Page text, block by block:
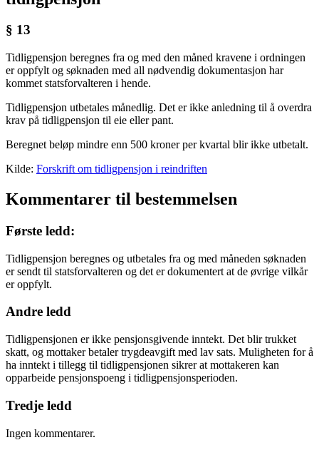
§ 13
Tidligpensjon beregnes fra og med den måned kravene i ordningen
er oppfylt og søknaden med all nødvendig dokumentasjon har
kommet statsforvalteren i hende.
Tidligpensjon utbetales månedlig. Det er ikke anledning til å overdra
krav på tidligpensjon til eie eller pant.
Beregnet beløp mindre enn 500 kroner per kvartal blir ikke utbetalt.
Kilde: Forskrift om tidligpensjon i reindriften
Kommentarer til bestemmelsen
Første ledd:
Tidligpensjon beregnes og utbetales fra og med måneden søknaden
er sendt til statsforvalteren og det er dokumentert at de øvrige vilkår
er oppfylt.
Andre ledd
Tidligpensjonen er ikke pensjonsgivende inntekt. Det blir trukket
skatt, og mottaker betaler trygdeavgift med lav sats. Muligheten for å
ha inntekt i tillegg til tidligpensjonen sikrer at mottakeren kan
opparbeide pensjonspoeng i tidligpensjonsperioden.
Tredje ledd
Ingen kommentarer.